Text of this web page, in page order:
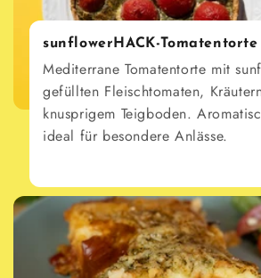
sunflowerHACK-Tomatentorte
Mediterrane Tomatentorte mit
gefüllten Fleischtomaten,
knusprigem Teigboden.
ideal für besondere Anlässe.